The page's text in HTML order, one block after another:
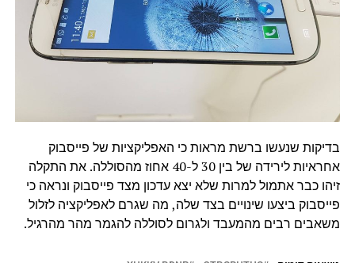
בדיקות שנעשו ברשת מראות כי האפליקציות של פייסבוק
אחראיות לירידה של בין 30 ל-40 אחוז מהסוללה. את התקלה
זיהו כבר אתמול למרות שלא יצא עדכון מצד פייסבוק ונראה כי
פייסבוק ביצעו שינויים בצד שלה, מה שגרם לאפליקציה לזלול
משאבים רבים מהמעבד ולגרום לסוללה להגמר מהר מהרגיל.